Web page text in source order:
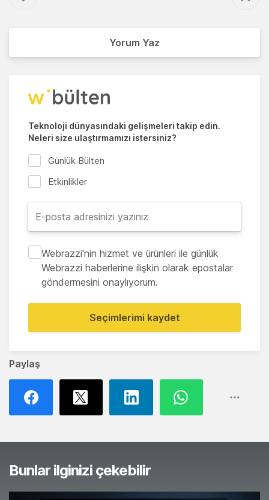
Paylaş
Yorum Yaz
Teknoloji dünyasındaki gelişmeleri takip edin.
Neleri size ulaştırmamızı istersiniz?
Günlük Bülten
Etkinlikler
Webrazzi'nin hizmet ve ürünleri ile günlük
Webrazzi haberlerine ilişkin olarak epostalar
göndermesini onaylıyorum.
Seçimlerimi kaydet
Bunlar ilginizi çekebilir